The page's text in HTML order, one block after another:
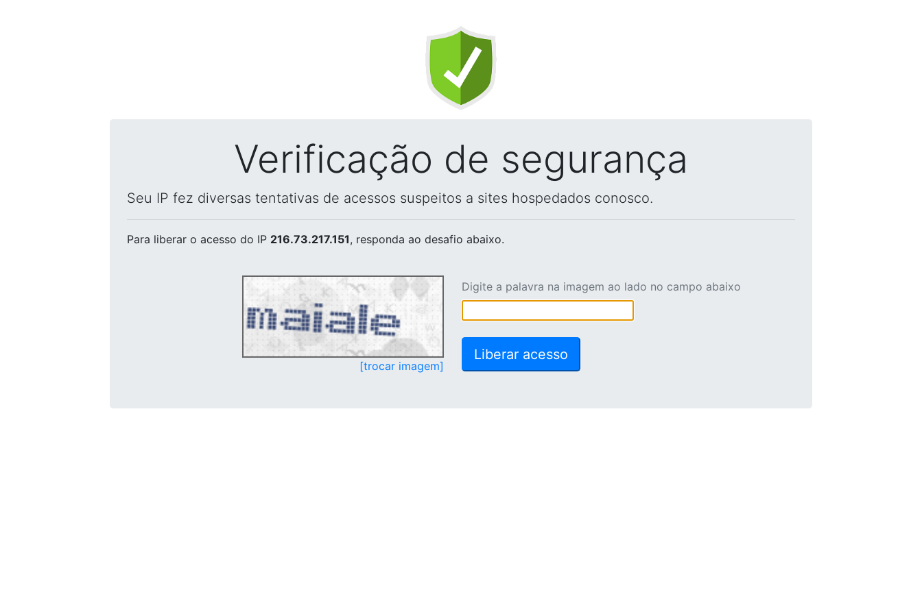
Verificação de segurança
Seu IP fez diversas tentativas de acessos suspeitos a sites hospedados conosco.
Para liberar o acesso do IP 216.73.217.151, responda ao desafio abaixo.
[trocar imagem]
Digite a palavra na imagem ao lado no campo abaixo